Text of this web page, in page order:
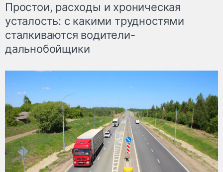
Простои, расходы и хроническая
усталость: с какими трудностями
сталкиваются водители-
дальнобойщики